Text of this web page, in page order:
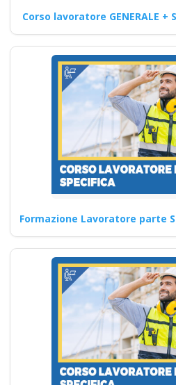
preposto
rischi
medio
della
nuovo
apri
centro di
ente
Preposti:
aggiornamenti
la sicurezza
stato
Corso lavoratore GENERALE +
Formazione Lavoratore parte